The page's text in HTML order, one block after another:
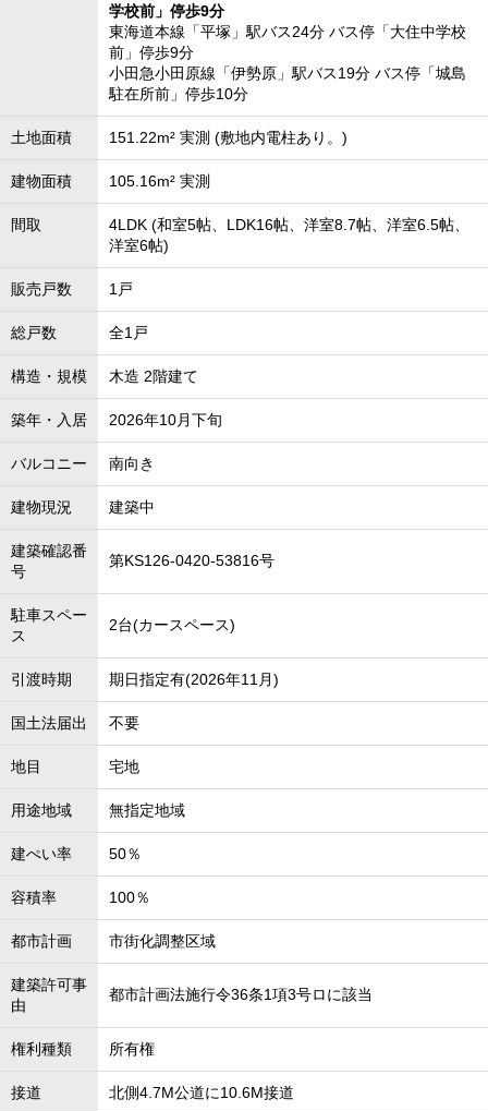
学校前」停歩9分
東海道本線「平塚」駅バス24分 バス停「大住中学校
前」停歩9分
小田急小田原線「伊勢原」駅バス19分 バス停「城島
駐在所前」停歩10分
土地面積 151.22m² 実測 (敷地内電柱あり。)
建物面積 105.16m² 実測
間取
4LDK (和室5帖、LDK16帖、洋室8.7帖、洋室6.5帖、
洋室6帖)
販売戸数 1戸
総戸数 全1戸
構造・規模 木造 2階建て
築年・入居 2026年10月下旬
バルコニー 南向き
建物現況 建築中
建築確認番
号
第KS126-0420-53816号
駐車スペー
ス
2台(カースペース)
引渡時期 期日指定有(2026年11月)
国土法届出 不要
地目 宅地
用途地域 無指定地域
建ぺい率 50％
容積率 100％
都市計画 市街化調整区域
建築許可事
由
都市計画法施行令36条1項3号ロに該当
権利種類 所有権
接道 北側4.7M公道に10.6M接道